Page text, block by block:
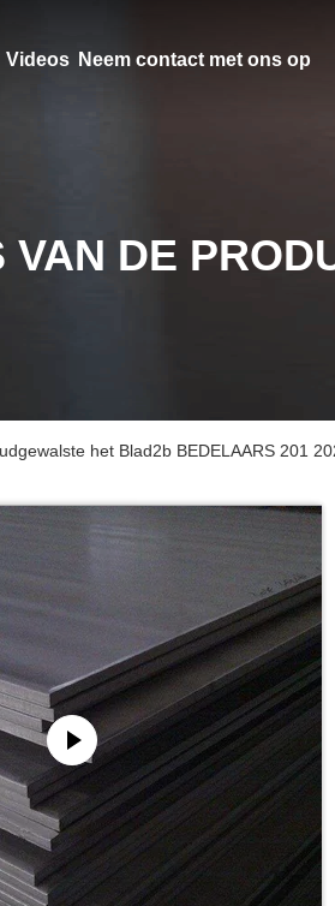
Videos Neem contact met ons op
VAN DE
het Blad2b BEDELAARS 201